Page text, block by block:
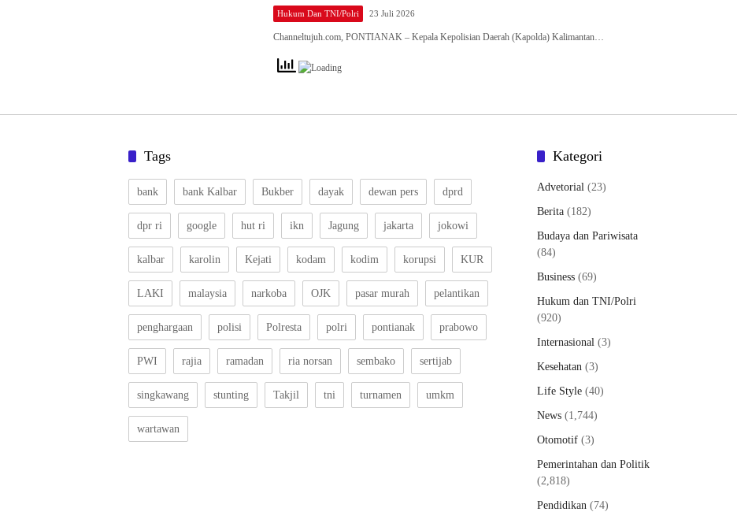
Hukum Dan TNI/Polri 23 Juli 2026
Channeltujuh.com, PONTIANAK – Kepala Kepolisian Daerah (Kapolda) Kalimantan…
Tags
bank bank Kalbar Bukber dayak dewan pers dprd
dpr ri google hut ri ikn Jagung jakarta jokowi
kalbar karolin Kejati kodam kodim korupsi KUR
LAKI malaysia narkoba OJK pasar murah pelantikan
penghargaan polisi Polresta polri pontianak prabowo
PWI rajia ramadan ria norsan sembako sertijab
singkawang stunting Takjil tni turnamen umkm
wartawan
Kategori
Advetorial (23)
Berita (182)
Budaya dan Pariwisata
(84)
Business (69)
Hukum dan TNI/Polri
(920)
Internasional (3)
Kesehatan (3)
Life Style (40)
News (1,744)
Otomotif (3)
Pemerintahan dan Politik
(2,818)
Pendidikan (74)